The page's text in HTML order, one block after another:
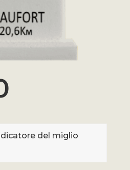
del miglio